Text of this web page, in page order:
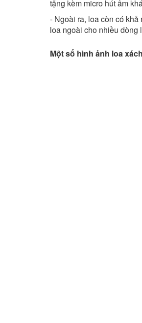
tặng kèm micro hút âm
- Ngoài ra, loa còn có
loa ngoài cho nhiều dòng
Một số hình ảnh loa